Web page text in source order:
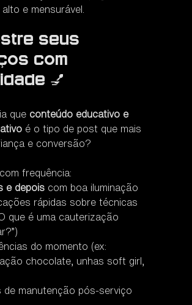
e mensurável.
seus
com
💅
que conteúdo educativo e
é o tipo de post que mais
e conversão?
frequência:
e depois com boa iluminação
rápidas sobre técnicas
que é uma cauterização
do momento (ex:
chocolate, unhas soft girl,
de manutenção pós-serviço